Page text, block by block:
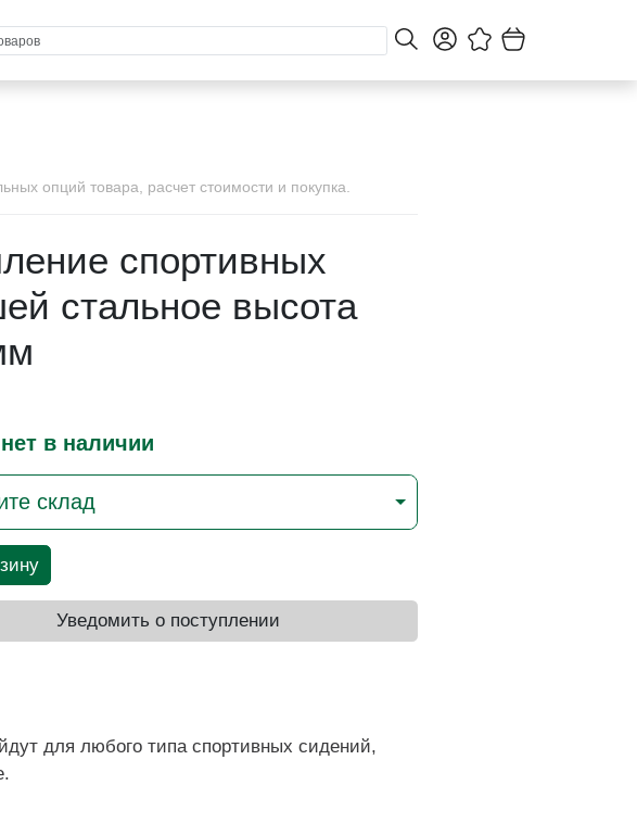
опций товара, расчет стоимости и покупка.
спортивных
стальное высота
в наличии
склад
Уведомить о поступлении
для любого типа спортивных сидений,